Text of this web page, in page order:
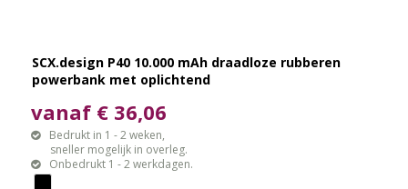
SCX.design P40 10.000 mAh draadloze rubberen
powerbank met oplichtend
vanaf € 36,06
Bedrukt in 1 - 2 weken,
sneller mogelijk in overleg.
Onbedrukt 1 - 2 werkdagen.